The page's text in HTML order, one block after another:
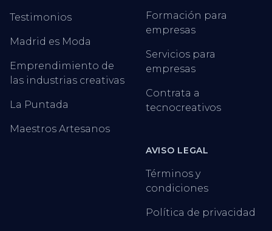
Testimonios
Madrid es Moda
Emprendimiento de
las industrias creativas
La Puntada
Maestros Artesanos
Formación para
empresas
Servicios para
empresas
Contrata a
tecnocreativos
AVISO LEGAL
Términos y
condiciones
Política de privacidad